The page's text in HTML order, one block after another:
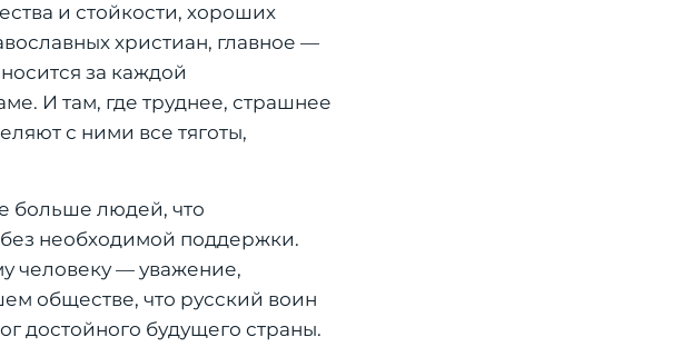
и стойкости, хороших
христиан, главное —
за каждой
И там, где труднее, страшнее
с ними все тяготы,
больше людей, что
необходимой поддержки.
человеку — уважение,
обществе, что русский воин
достойного будущего страны.